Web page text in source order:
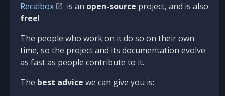
Recalbox is an open-source project, and is also
free!
The people who work on it do so on their own
time, so the project and its documentation evolve
as fast as people contribute to it.
The best advice we can give you is: